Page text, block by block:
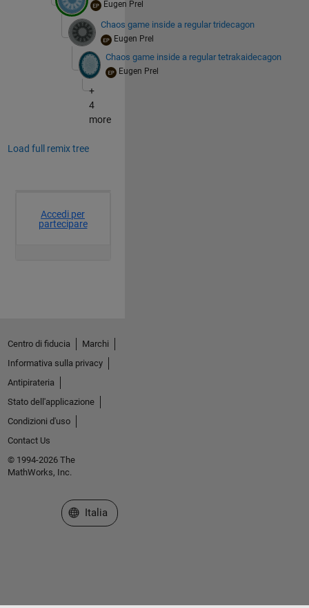
Eugen Prel
Chaos game inside a regular tridecagon
Eugen Prel
Chaos game inside a regular tetrakaidecagon
Eugen Prel
+
4
more
Load full remix tree
Centro di fiducia
Marchi
Informativa sulla privacy
Antipirateria
Stato dell'applicazione
Condizioni d'uso
Contact Us
© 1994-2026 The
MathWorks, Inc.
Seleziona un sito web
Italia